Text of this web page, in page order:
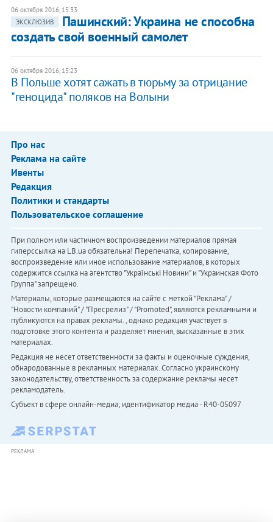
06 октября 2016, 15:33
ЭКСКЛЮЗИВ
​Пашинский: Украина не способна
создать свой военный самолет
06 октября 2016, 15:23
В Польше хотят сажать в тюрьму за отрицание
"геноцида" поляков на Волыни
Про нас
Реклама на сайте
Ивенты
Редакция
Политики и стандарты
Пользовательское соглашение
При полном или частичном воспроизведении материалов прямая
гиперссылка на LB.ua обязательна! Перепечатка, копирование,
воспроизведение или иное использование материалов, в которых
содержится ссылка на агентство "Українськi Новини" и "Украинская Фото
Группа" запрещено.
Материалы, которые размещаются на сайте с меткой "Реклама" /
"Новости компаний" / "Пресрелиз" / "Promoted", являются рекламными и
публикуются на правах рекламы. , однако редакция участвует в
подготовке этого контента и разделяет мнения, высказанные в этих
материалах.
Редакция не несет ответственности за факты и оценочные суждения,
обнародованные в рекламных материалах. Согласно украинскому
законодательству, ответственность за содержание рекламы несет
рекламодатель.
Субъект в сфере онлайн-медиа; идентификатор медиа - R40-05097
РЕКЛАМА